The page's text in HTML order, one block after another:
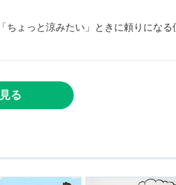
ちょっと涼みたい」ときに頼りになる
る